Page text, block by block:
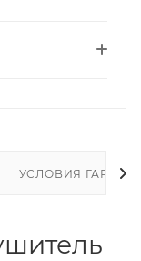
УСЛОВИЯ